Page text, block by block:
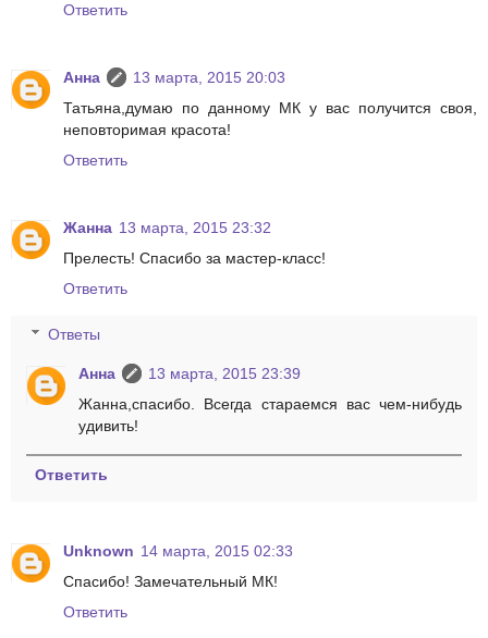
Ответить
Анна
13 марта, 2015 20:03
Татьяна,думаю по данному МК у вас получится своя,
неповторимая красота!
Ответить
Жанна 13 марта, 2015 23:32
Прелесть! Спасибо за мастер-класс!
Ответить
Ответы
Анна
13 марта, 2015 23:39
Жанна,спасибо. Всегда стараемся вас чем-нибудь
удивить!
Ответить
Unknown 14 марта, 2015 02:33
Спасибо! Замечательный МК!
Ответить